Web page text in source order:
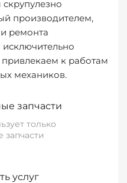
производителем,
ремонта
к работам
механиков.
запчасти
только
запчасти
услуг